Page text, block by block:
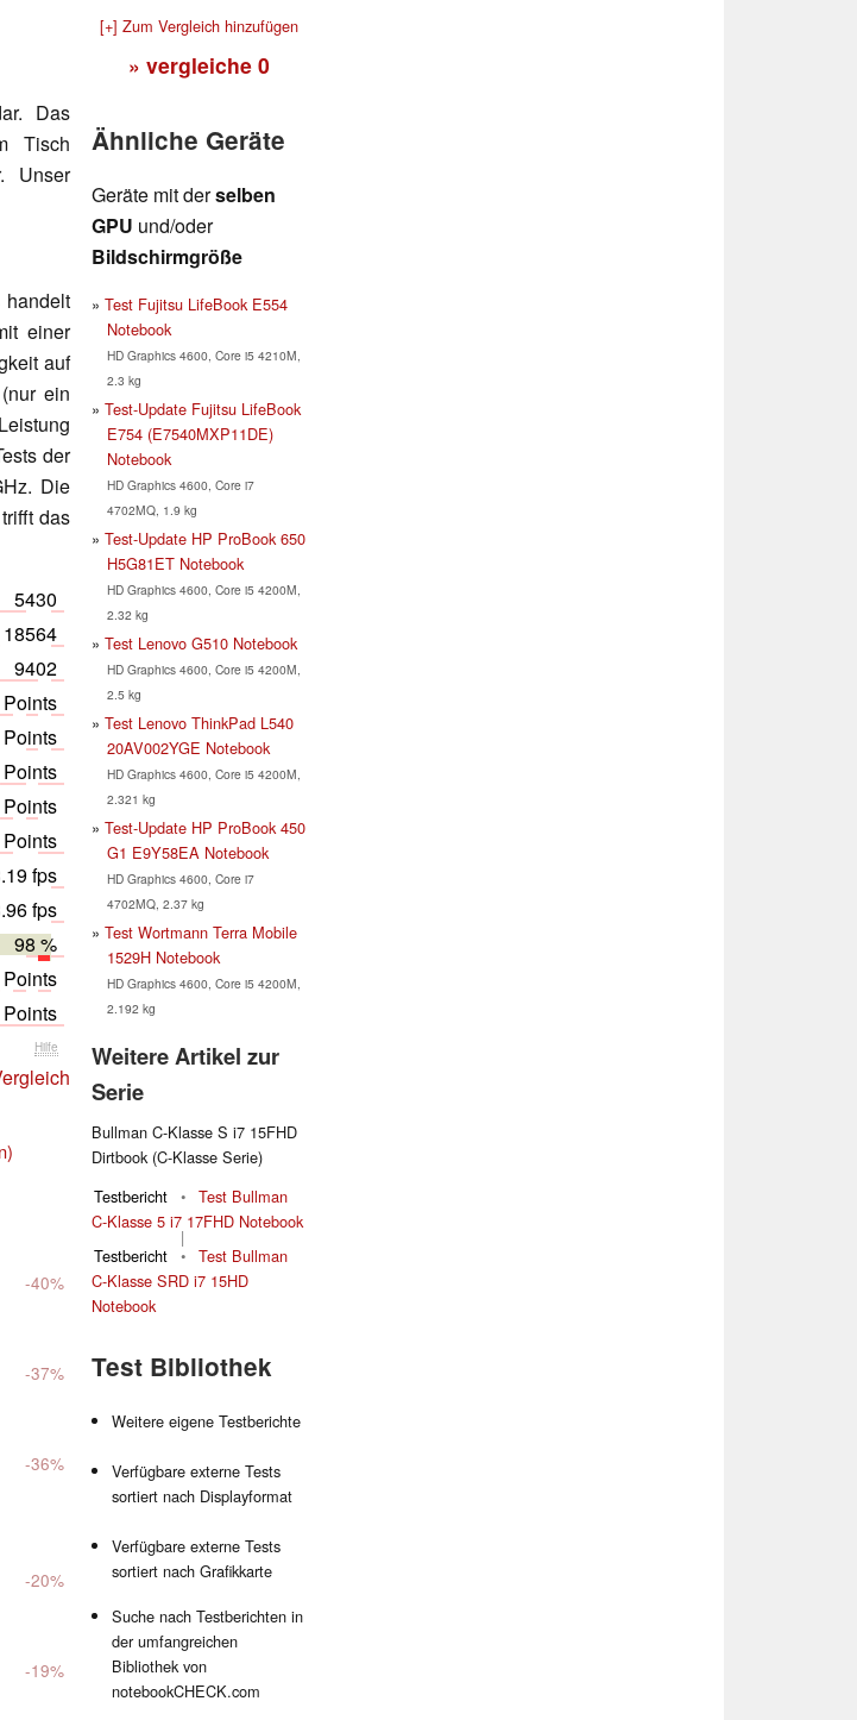
Das
Tisch
Unser
einer
auf
ein
der
Die
das
5430
18564
9402
fps
fps
98 %
Hilfe
-40%
-37%
-36%
-20%
-19%
[+] Zum Vergleich hinzufügen
» vergleiche 0
Ähnliche Geräte
Geräte mit derselben
GPU und/oder
Bildschirmgröße
Test Fujitsu LifeBook E554
Notebook
HD Graphics 4600, Core i5 4210M,
2.3 kg
Test-Update Fujitsu LifeBook
E754 (E7540MXP11DE)
Notebook
HD Graphics 4600, Core i7
4702MQ, 1.9 kg
Test-Update HP ProBook 650
H5G81ET Notebook
HD Graphics 4600, Core i5 4200M,
2.32 kg
Test Lenovo G510 Notebook
HD Graphics 4600, Core i5 4200M,
2.5 kg
Test Lenovo ThinkPad L540
20AV002YGE Notebook
HD Graphics 4600, Core i5 4200M,
2.321 kg
Test-Update HP ProBook 450
G1 E9Y58EA Notebook
HD Graphics 4600, Core i7
4702MQ, 2.37 kg
Test Wortmann Terra Mobile
1529H Notebook
HD Graphics 4600, Core i5 4200M,
2.192 kg
Weitere Artikel zur
Serie
Bullman C-Klasse S i7 15FHD
Dirtbook (C-Klasse Serie)
Testbericht • Test Bullman
C-Klasse 5 i7 17FHD Notebook
|
Testbericht • Test Bullman
C-Klasse SRD i7 15HD
Notebook
Test Bibliothek
Weitere eigene Testberichte
Verfügbare externe Tests
sortiert nach Displayformat
Verfügbare externe Tests
sortiert nach Grafikkarte
Suche nach Testberichten in
der umfangreichen
Bibliothek von
notebookCHECK.com